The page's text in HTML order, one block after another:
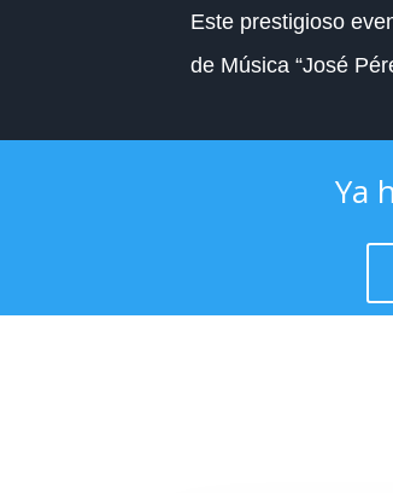
Este prestigioso
de Música “José
Ya